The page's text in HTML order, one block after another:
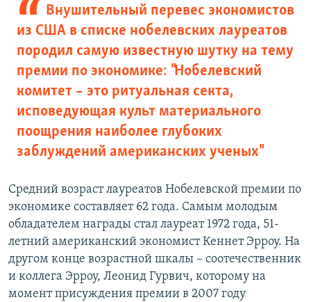
Внушительный перевес экономистов
из США в списке нобелевских лауреатов
породил самую известную шутку на тему
премии по экономике: "Нобелевский
комитет – это ритуальная секта,
исповедующая культ материального
поощрения наиболее глубоких
заблуждений американских ученых"
Средний возраст лауреатов Нобелевской премии по
экономике составляет 62 года. Самым молодым
обладателем награды стал лауреат 1972 года, 51-
летний американский экономист Кеннет Эрроу. На
другом конце возрастной шкалы – соотечественник
и коллега Эрроу, Леонид Гурвич, которому на
момент присуждения премии в 2007 году